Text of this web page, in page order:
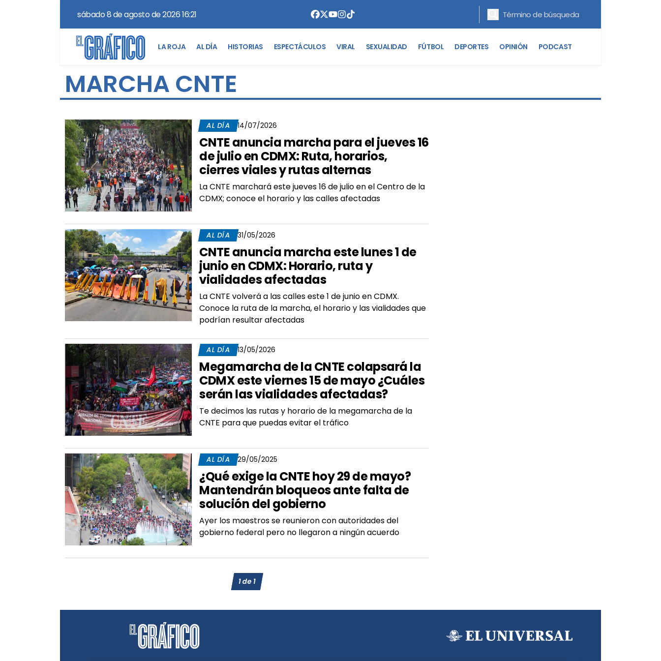
sábado 8 de agosto de 2026 16:21
LA ROJA AL DÍA HISTORIAS ESPECTÁCULOS VIRAL SEXUALIDAD FÚTBOL DEPORTES OPINIÓN PODCAST
MARCHA CNTE
AL DÍA 14/07/2026
CNTE anuncia marcha para el jueves 16
de julio en CDMX: Ruta, horarios,
cierres viales y rutas alternas
La CNTE marchará este jueves 16 de julio en el Centro de la
CDMX; conoce el horario y las calles afectadas
AL DÍA 31/05/2026
CNTE anuncia marcha este lunes 1 de
junio en CDMX: Horario, ruta y
vialidades afectadas
La CNTE volverá a las calles este 1 de junio en CDMX.
Conoce la ruta de la marcha, el horario y las vialidades que
podrían resultar afectadas
AL DÍA 13/05/2026
Megamarcha de la CNTE colapsará la
CDMX este viernes 15 de mayo ¿Cuáles
serán las vialidades afectadas?
Te decimos las rutas y horario de la megamarcha de la
CNTE para que puedas evitar el tráfico
AL DÍA 29/05/2025
¿Qué exige la CNTE hoy 29 de mayo?
Mantendrán bloqueos ante falta de
solución del gobierno
Ayer los maestros se reunieron con autoridades del
gobierno federal pero no llegaron a ningún acuerdo
1de1